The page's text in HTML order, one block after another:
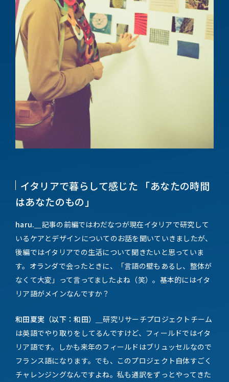
イタリアで暮らして感じた 「あなたの時間
はあなたのもの」
haru.＿ 記事の前編ではわだなつが現在イタリアで研究して
いるケアとデザインについてのお話を聞いていきましたが、
後編ではイタリアでの生活について聞きたいと思っていま
す。オランダで会ったときに、「言語の壁もあるし、整体が
なくて大変」って言ってましたよね（笑）。基本的にはイタ
リア語がメインなんですか？
和田夏実（以下：和田）＿研究リサーチプロジェクトチーム
は英語でやり取りをしてるんですけど、フィールドではイタ
リア語です。しかも来年のフィールドはブリュッセルなので
フランス語になります。でも、このプロジェクト自体すごく
チャレンジングなんですよね。私も通訳をずっとやってきた